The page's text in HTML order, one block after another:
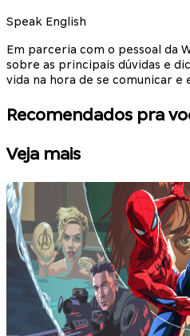
Speak English
Em parceria com o pessoal da
sobre as principais dúvidas e
vida na hora de se comunicar e
Recomendados pra
Veja mais